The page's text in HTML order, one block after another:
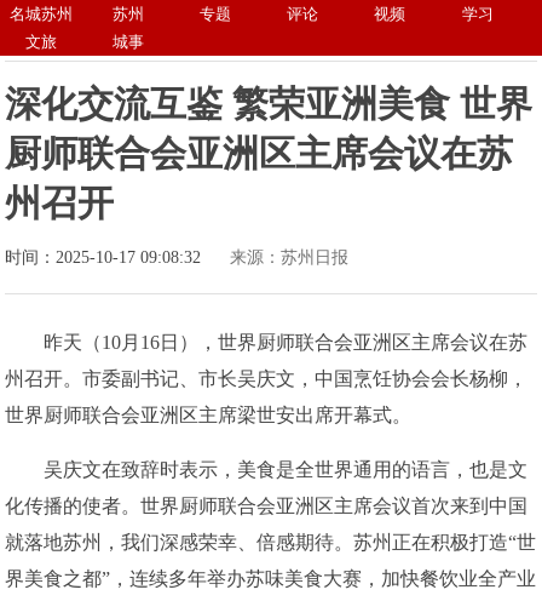
名城苏州 苏州 专题 评论 视频
学习
文旅
城事
深化交流互鉴 繁荣亚洲美食 世界
厨师联合会亚洲区主席会议在苏
州召开
时间：2025-10-17 09:08:32 来源：苏州日报
昨天（10月16日），世界厨师联合会亚洲区主席会议在苏
州召开。市委副书记、市长吴庆文，中国烹饪协会会长杨柳，
世界厨师联合会亚洲区主席梁世安出席开幕式。
吴庆文在致辞时表示，美食是全世界通用的语言，也是文
化传播的使者。世界厨师联合会亚洲区主席会议首次来到中国
就落地苏州，我们深感荣幸、倍感期待。苏州正在积极打造“世
界美食之都”，连续多年举办苏味美食大赛，加快餐饮业全产业